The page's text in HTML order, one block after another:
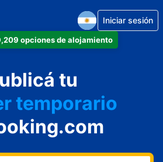
opciones de alojamiento
Iniciar sesión
tu
hotel
temporario